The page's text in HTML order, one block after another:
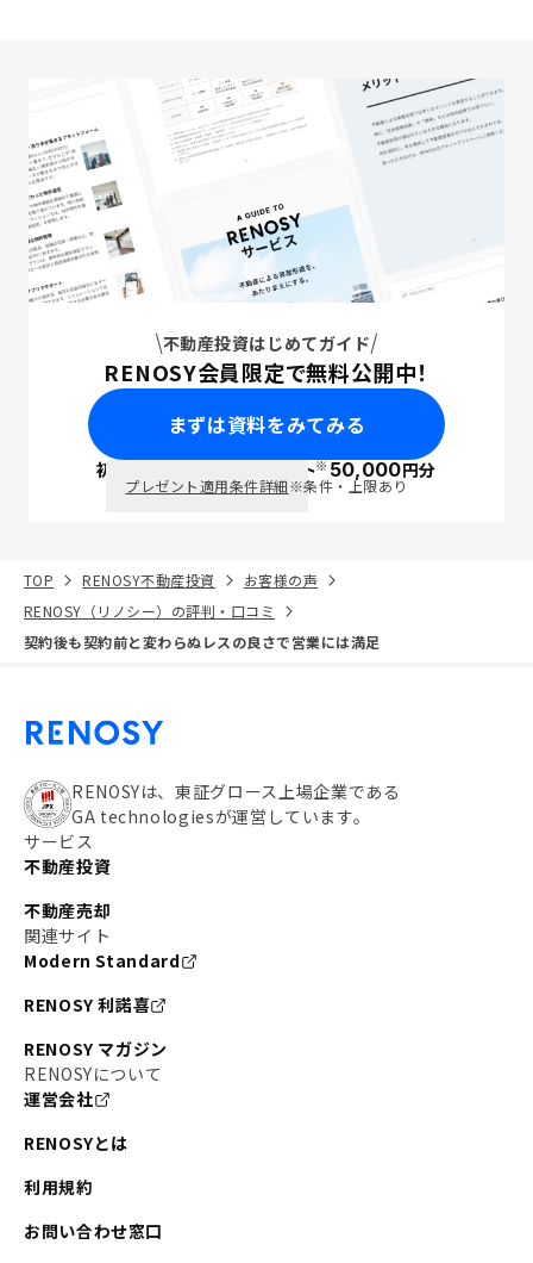
不動産投資はじめてガイド
RENOSY会員限定で無料公開中！
まずは資料をみてみる
初回面談で ポイント※50,000円分
プレゼント適用条件詳細※条件・上限あり
TOP RENOSY不動産投資
お客様の声
RENOSY（リノシー）の評判・口コミ
契約後も契約前と変わらぬレスの良さで営業には満足
RENOSYは、東証グロース上場企業である
GA technologiesが運営しています。
サービス
不動産投資
不動産売却
関連サイト
Modern Standard
RENOSY 利諾喜
RENOSY マガジン
RENOSYについて
運営会社
RENOSYとは
利用規約
お問い合わせ窓口